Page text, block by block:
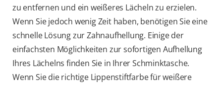
zu entfernen und ein weißeres Lächeln zu erzielen.
Wenn Sie jedoch wenig Zeit haben, benötigen Sie eine
schnelle Lösung zur Zahnaufhellung. Einige der
einfachsten Möglichkeiten zur sofortigen Aufhellung
Ihres Lächelns finden Sie in Ihrer Schminktasche.
Wenn Sie die richtige Lippenstiftfarbe für weißere